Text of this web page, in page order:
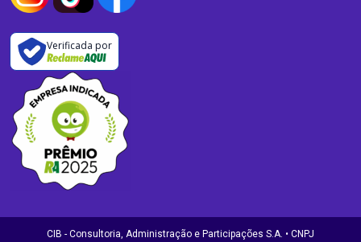
Verificada por
CIB - Consultoria, Administração e Participações S.A. • CNPJ